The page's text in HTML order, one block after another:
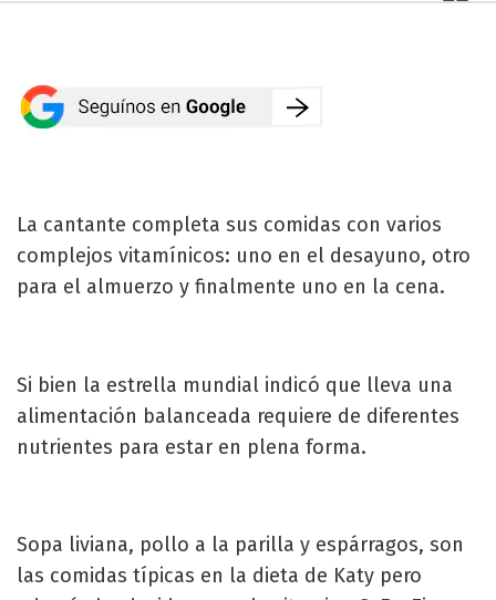
La cantante completa sus comidas con varios
complejos vitamínicos: uno en el desayuno, otro
para el almuerzo y finalmente uno en la cena.
Si bien la estrella mundial indicó que lleva una
alimentación balanceada requiere de diferentes
nutrientes para estar en plena forma.
Sopa liviana, pollo a la parilla y espárragos, son
las comidas típicas en la dieta de Katy pero